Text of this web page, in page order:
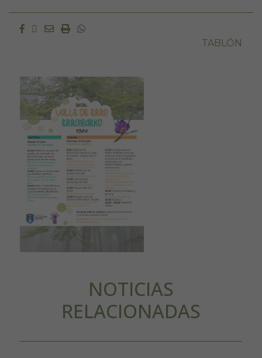
Facebook
Twitter
EmailImprimir
Whatsapp
TABLÓN
NOTICIAS
RELACIONADAS